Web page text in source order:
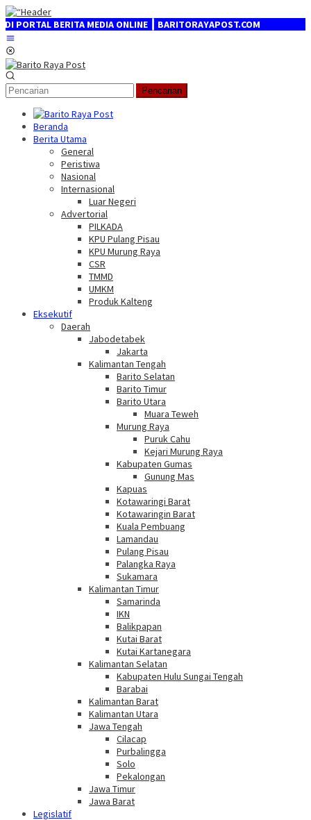
Loncat
ke
konten
BERITA MEDIA ONLINE ┃ BARITORAYAPOST.COM
Pencarian
Beranda
Berita Utama
General
Peristiwa
Nasional
Internasional
Luar Negeri
Advertorial
PILKADA
KPU Pulang Pisau
KPU Murung Raya
CSR
TMMD
UMKM
Produk Kalteng
Eksekutif
Daerah
Jabodetabek
Jakarta
Kalimantan Tengah
Barito Selatan
Barito Timur
Barito Utara
Muara Teweh
Murung Raya
Puruk Cahu
Kejari Murung Raya
Kabupaten Gumas
Gunung Mas
Kapuas
Kotawaringi Barat
Kotawaringin Barat
Kuala Pembuang
Lamandau
Pulang Pisau
Palangka Raya
Sukamara
Kalimantan Timur
Samarinda
IKN
Balikpapan
Kutai Barat
Kutai Kartanegara
Kalimantan Selatan
Kabupaten Hulu Sungai Tengah
Barabai
Kalimantan Barat
Kalimantan Utara
Jawa Tengah
Cilacap
Purbalingga
Solo
Pekalongan
Jawa Timur
Jawa Barat
Legislatif